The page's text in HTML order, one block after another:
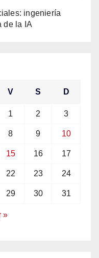
ingeniería
de la IA
V S D
1 2 3
8 9 10
15 16 17
22 23 24
29 30 31
»